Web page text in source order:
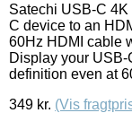
Satechi USB-C
C device to an
60Hz HDMI cable
Display your
definition even at
349 kr. (Vis